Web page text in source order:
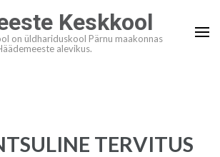
Keskkool
on üldhariduskool Pärnu maakonnas
alevikus.
TERVITUS